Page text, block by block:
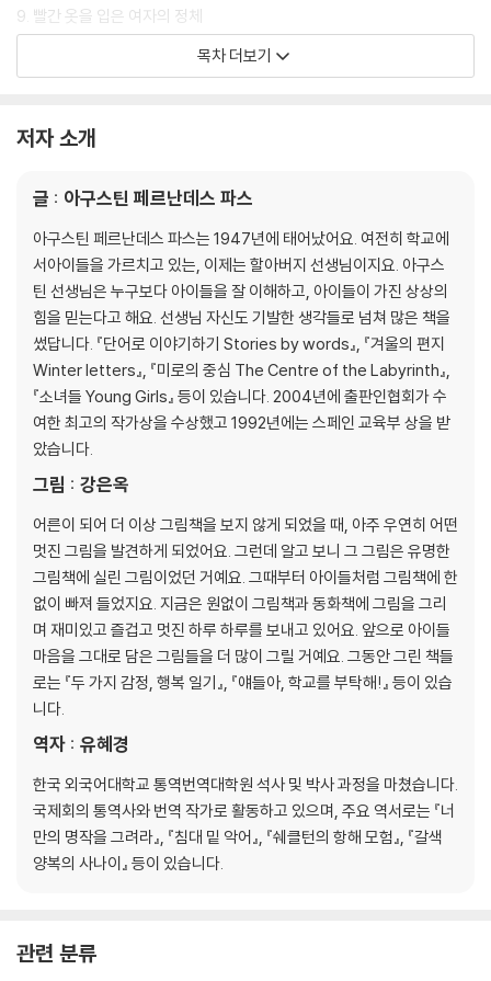
9. 빨간 옷을 입은 여자의 정체
10. 방향을 바꾸고
곰곰편지 _ 세상을 바꾸는 힘, ‘상상’!
목차 더보기
저자 소개
글 : 아구스틴 페르난데스 파스
아구스틴 페르난데스 파스는 1947년에 태어났어요. 여전히 학교에
서아이들을 가르치고 있는, 이제는 할아버지 선생님이지요. 아구스
틴 선생님은 누구보다 아이들을 잘 이해하고, 아이들이 가진 상상의
힘을 믿는다고 해요. 선생님 자신도 기발한 생각들로 넘쳐 많은 책을
썼답니다. 『단어로 이야기하기 Stories by words』, 『겨울의 편지
Winter letters』, 『미로의 중심 The Centre of the Labyrinth』,
『소녀들 Young Girls』 등이 있습니다. 2004년에 출판인협회가 수
여한 최고의 작가상을 수상했고 1992년에는 스페인 교육부 상을 받
았습니다.
그림 : 강은옥
어른이 되어 더 이상 그림책을 보지 않게 되었을 때, 아주 우연히 어떤
멋진 그림을 발견하게 되었어요. 그런데 알고 보니 그 그림은 유명한
그림책에 실린 그림이었던 거예요. 그때부터 아이들처럼 그림책에 한
없이 빠져 들었지요. 지금은 원없이 그림책과 동화책에 그림을 그리
며 재미있고 즐겁고 멋진 하루 하루를 보내고 있어요. 앞으로 아이들
마음을 그대로 담은 그림들을 더 많이 그릴 거예요. 그동안 그린 책들
로는 『두 가지 감정, 행복 일기』, 『얘들아, 학교를 부탁해!』 등이 있습
니다.
역자 : 유혜경
한국 외국어대학교 통역번역대학원 석사 및 박사 과정을 마쳤습니다.
국제회의 통역사와 번역 작가로 활동하고 있으며, 주요 역서로는 『너
만의 명작을 그려라』, 『침대 밑 악어』, 『쉐클턴의 항해 모험』, 『갈색
양복의 사나이』 등이 있습니다.
관련 분류